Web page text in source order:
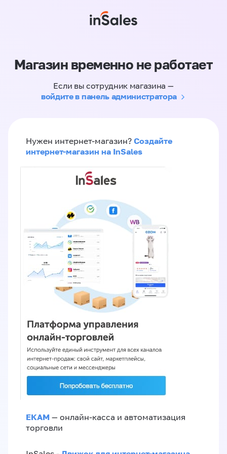
Магазин временно не работает
Если вы сотрудник магазина —
войдите в панель администратора
Нужен интернет-магазин? Создайте
интернет-магазин на InSales
ЕКАМ — онлайн-касса и автоматизация
торговли